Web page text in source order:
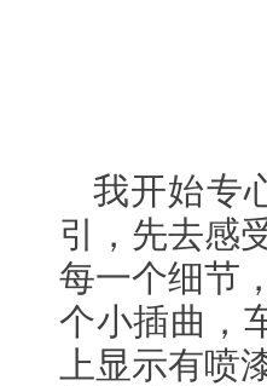
我开始专
引，先去感
每一个细节
个小插曲，
上显示有喷